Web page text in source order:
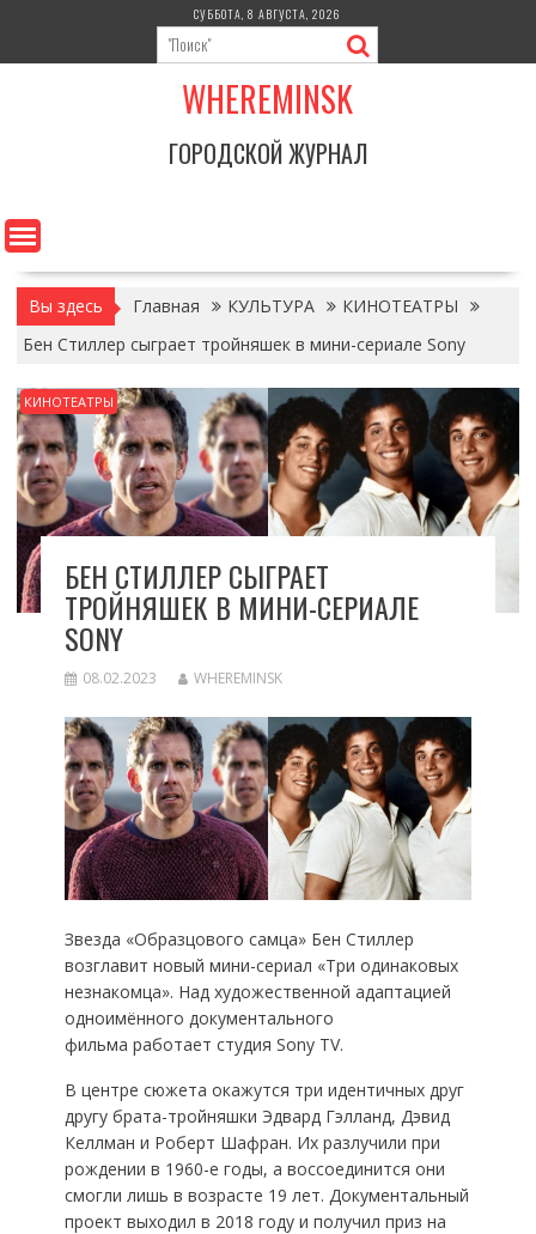
содержимому
СУББОТА, 8 АВГУСТА, 2026
WHEREMINSK
ГОРОДСКОЙ ЖУРНАЛ
Вы здесь Главная КУЛЬТУРА
КИНОТЕАТРЫ
Бен Стиллер сыграет тройняшек в мини-сериале Sony
КИНОТЕАТРЫ
БЕН СТИЛЛЕР СЫГРАЕТ
ТРОЙНЯШЕК В МИНИ-СЕРИАЛЕ
SONY
08.02.2023 WHEREMINSK
Звезда «Образцового самца» Бен Стиллер
возглавит новый мини-сериал «Три одинаковых
незнакомца». Над художественной адаптацией
одноимённого документального
фильма работает студия Sony TV.
В центре сюжета окажутся три идентичных друг
другу брата-тройняшки Эдвард Гэлланд, Дэвид
Келлман и Роберт Шафран. Их разлучили при
рождении в 1960-е годы, а воссоединится они
смогли лишь в возрасте 19 лет. Документальный
проект выходил в 2018 году и получил приз на